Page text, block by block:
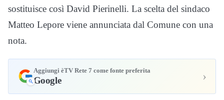
sostituisce così David Pierinelli. La scelta del sindaco
Matteo Lepore viene annunciata dal Comune con una
nota.
Aggiungi èTV Rete 7 come fonte preferita
Google ›